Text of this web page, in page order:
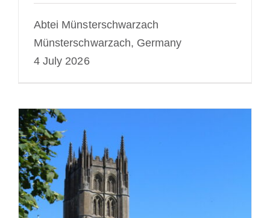
Abtei Münsterschwarzach
Münsterschwarzach, Germany
4 July 2026